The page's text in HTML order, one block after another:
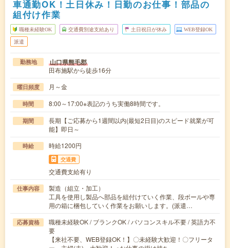
車通勤OK！土日休み！日勤のお仕事！部品の
組付け作業
職種未経験OK 交通費別途支給あり 土日祝日が休み WEB登録OK
派遣
勤務地 山口県熊毛郡
田布施駅から徒歩16分
曜日頻度 月～金
時間 8:00～17:00※表記のうち実働8時間です。
期間
長期【ご応募から1週間以内(最短2日目)のスピード就業が可
能】即日～
時給 時給1200円
交通費
交通費支給有り
仕事内容
製造（組立・加工）
工具を使用し製品へ部品を組付けていく作業、段ボールや専
用の箱に梱包していく作業をお願いします。(派遣…
応募資格
職種未経験OK / ブランクOK / パソコンスキル不要 / 英語力不
要
【来社不要、WEB登録OK！】〇未経験大歓迎！〇フリータ